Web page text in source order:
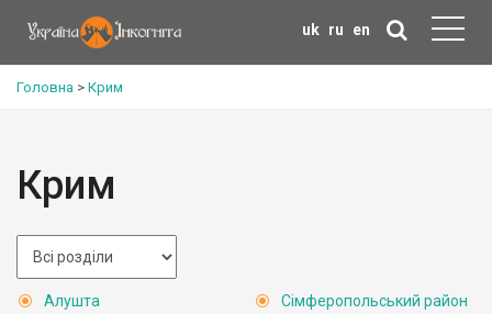
uk ru en
Головна > Крим
Крим
Алушта
Сімферопольський район